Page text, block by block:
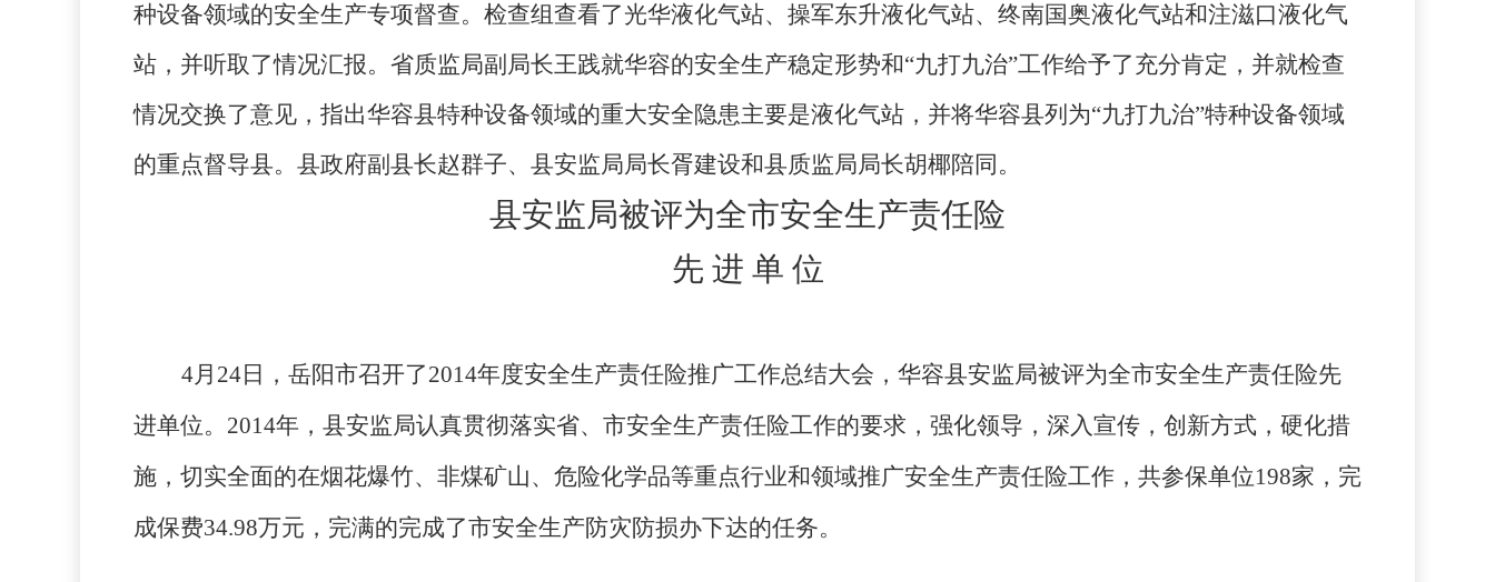
种设备领域的安全生产专项督查。检查组查看了光华液化气站、操军东升液化气站、终南国奥液化气站和注滋口液化气
站，并听取了情况汇报。省质监局副局长王践就华容的安全生产稳定形势和“九打九治”工作给予了充分肯定，并就检查
情况交换了意见，指出华容县特种设备领域的重大安全隐患主要是液化气站，并将华容县列为“九打九治”特种设备领域
的重点督导县。县政府副县长赵群子、县安监局局长胥建设和县质监局局长胡椰陪同。
县安监局被评为全市安全生产责任险
先 进 单 位
4月 24日，岳阳市召开了2014年度安全生产责任险推广工作总结大会，华容县安监局被评为全市安全生产责任险先
进单位。 2014年，县安监局认真贯彻落实省、市安全生产责任险工作的要求，强化领导，深入宣传，创新方式，硬化措
施，切实全面的在烟花爆竹、非煤矿山、危险化学品等重点行业和领域推广安全生产责任险工作，共参保单位198家，完
成保费34.98万元，完满的完成了市安全生产防灾防损办下达的任务。